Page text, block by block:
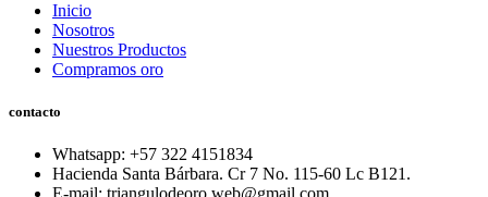
Inicio
Nosotros
Nuestros Productos
Compramos oro
contacto
Whatsapp: ‪+57 322 4151834‬
Hacienda Santa Bárbara. Cr 7 No. 115-60 Lc B121.